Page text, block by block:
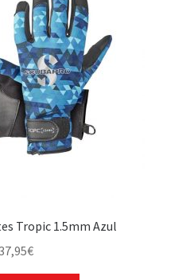
Tropic 1.5mm Azul
€